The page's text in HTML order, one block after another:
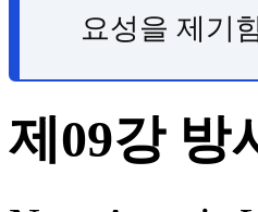
요성을 제기
제09강 방